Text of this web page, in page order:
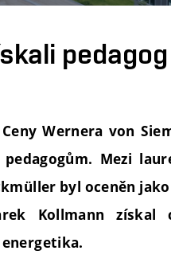
Wernera von
Mezi
byl oceněn
Kollmann získal